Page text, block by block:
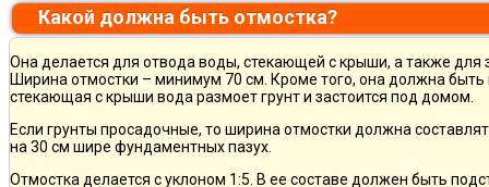
Какой должна быть отмостка?
Она делается для отвода воды, стекающей с крыши, а также для
Ширина отмостки – минимум 70 см. Кроме того, она должна быть
стекающая с крыши вода размоет грунт и застоится под домом.
Если грунты просадочные, то ширина отмостки должна
на 30 см шире фундаментных пазух.
Отмостка делается с уклоном 1:5. В ее составе должен быть